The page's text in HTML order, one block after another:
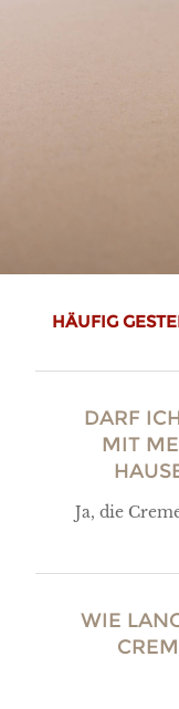
HÄUFIG
DARF
MIT
Ja, die
WIE